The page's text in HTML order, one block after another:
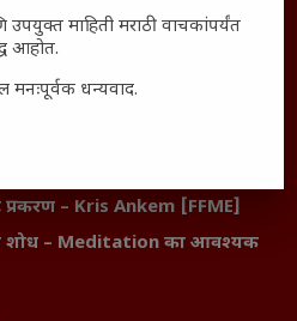
वास्तवात बदलण्याची शक्ती
शेतीवर वाढता परिणाम:
आणि संधी
अचानक डाउन; सोशल
प्रकरण – Kris Ankem [FFME]
शोध – Meditation का आवश्यक
उपयुक्त माहिती मराठी वाचकांपर्यंत
आहोत.
मनःपूर्वक धन्यवाद.